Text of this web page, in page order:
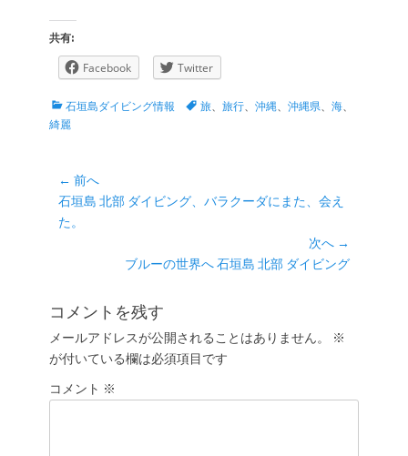
共有:
Facebook Twitter
カ
テ
石垣島ダイビング情報
タ 旅 旅行 沖縄 沖縄県 海
綺麗
投
稿
ナ
シ
ョ
ン
← 前へ
前
の
石垣島 北部 ダイビング、バラクーダにまた、会え
た。
次へ →
投
ブルーの世界へ 石垣島 北部 ダイビング
コメントを残す
メールアドレスが公開されることはありません。
※
が付いている欄は必須項目です
コメント ※